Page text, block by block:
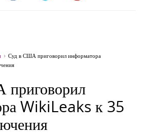
Суд в США приговорил информатора
WikiLeaks к 35